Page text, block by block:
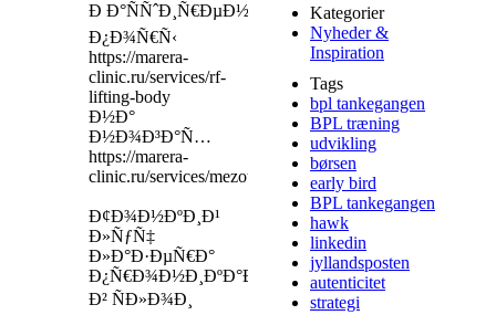
Ð Ð°ÑÑˆÐ¸Ñ€ÐµÐ½Ð½Ñ‹Ðµ
Ð¿Ð¾Ñ€Ñ‹
https://marera-
clinic.ru/services/rf-
lifting-body
Ð½Ð°
Ð½Ð¾Ð³Ð°Ñ…
https://marera-
clinic.ru/services/mezoterapy
Ð¢Ð¾Ð½ÐºÐ¸Ð¹
Ð»ÑƒÑ‡
Ð»Ð°Ð·ÐµÑ€Ð°
Ð¿Ñ€Ð¾Ð½Ð¸ÐºÐ°ÐµÑ‚
Ð² ÑÐ»Ð¾Ð¸
Kategorier
Nyheder &
Inspiration
Tags
bpl tankegangen
BPL træning
udvikling
børsen
early bird
BPL tankegangen
hawk
linkedin
jyllandsposten
autenticitet
strategi